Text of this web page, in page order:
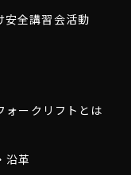
安全講習会活動
ォークリフトとは
沿革